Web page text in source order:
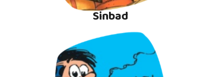
Sinbad